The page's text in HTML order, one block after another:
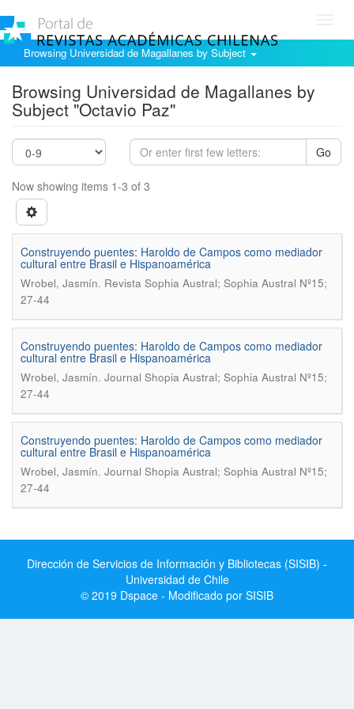
Browsing Universidad de Magallanes by Subject
Browsing Universidad de Magallanes by
Subject "Octavio Paz"
Go
Now showing items 1-3 of 3
Construyendo puentes: Haroldo de Campos como mediador
cultural entre Brasil e Hispanoamérica
Wrobel, Jasmín. Revista Sophia Austral; Sophia Austral Nº15;
27-44
Construyendo puentes: Haroldo de Campos como mediador
cultural entre Brasil e Hispanoamérica
Wrobel, Jasmín. Journal Shopia Austral; Sophia Austral Nº15;
27-44
Construyendo puentes: Haroldo de Campos como mediador
cultural entre Brasil e Hispanoamérica
Wrobel, Jasmín. Journal Shopia Austral; Sophia Austral Nº15;
27-44
Dirección de Servicios de Información y Bibliotecas (SISIB) -
Universidad de Chile
© 2019 Dspace - Modificado por SISIB